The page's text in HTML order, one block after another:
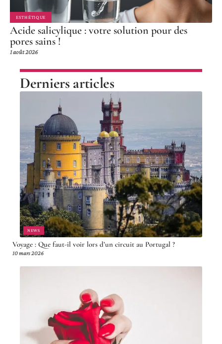
ESTHÉTIQUE
Acide salicylique : votre solution pour des
pores sains !
1 août 2026
Derniers articles
NEWS
Voyage : Que faut-il voir lors d’un circuit au Portugal ?
10 mars 2026